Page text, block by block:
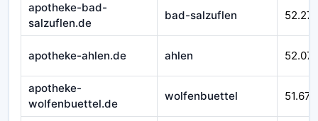
apotheke-bad-
salzuflen.de
bad-salzuflen
apotheke-ahlen.de ahlen
apotheke-
wolfenbuettel.de
wolfenbuettel 51.670